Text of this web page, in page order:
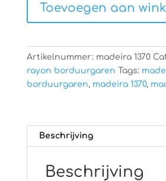
aantal
Toevoegen aan
Artikelnummer: madeira 1370
rayon borduurgaren Tags:
borduurgaren, madeira 1370,
Beschrijving
Beschrijving